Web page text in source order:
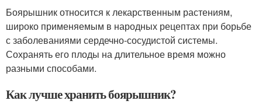
Боярышник относится к лекарственным растениям,
широко применяемым в народных рецептах при борьбе
с заболеваниями сердечно-сосудистой системы.
Сохранять его плоды на длительное время можно
разными способами.
Как лучше хранить боярышник?